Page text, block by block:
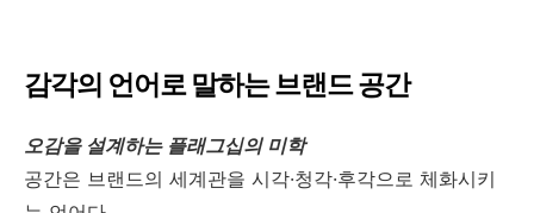
감각의 언어로 말하는 브랜드 공간
오감을 설계하는 플래그십의 미학
공간은 브랜드의 세계관을 시각·청각·후각으로 체화시키